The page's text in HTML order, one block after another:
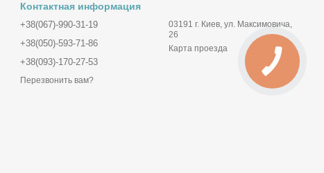
Контактная информация
+38(067)-990-31-19
+38(050)-593-71-86
+38(093)-170-27-53
Перезвонить вам?
03191 г. Киев, ул. Максимовича,
26
Карта проезда